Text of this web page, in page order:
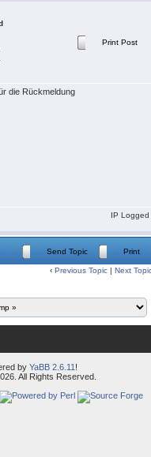
Print Post
die Rückmeldung
IP Logged
Send Topic Print
‹ Previous Topic | Next
by YaBB 2.6.11 !
All Rights Reserved.